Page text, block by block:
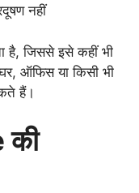
नहीं
है, जिससे इसे कहीं भी
ऑफिस या किसी भी
हैं।